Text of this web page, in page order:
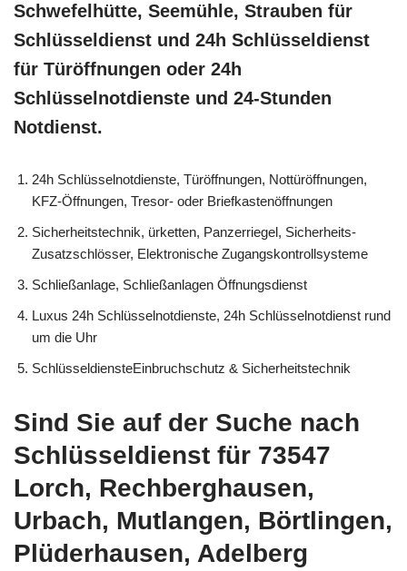
Schwefelhütte, Seemühle, Strauben für
Schlüsseldienst und 24h Schlüsseldienst
für Türöffnungen oder 24h
Schlüsselnotdienste und 24-Stunden
Notdienst.
24h Schlüsselnotdienste, Türöffnungen, Nottüröffnungen,
KFZ-Öffnungen, Tresor- oder Briefkastenöffnungen
Sicherheitstechnik, ürketten, Panzerriegel, Sicherheits-
Zusatzschlösser, Elektronische Zugangskontrollsysteme
Schließanlage, Schließanlagen Öffnungsdienst
Luxus 24h Schlüsselnotdienste, 24h Schlüsselnotdienst rund
um die Uhr
SchlüsseldiensteEinbruchschutz & Sicherheitstechnik
Sind Sie auf der Suche nach
Schlüsseldienst für 73547
Lorch, Rechberghausen,
Urbach, Mutlangen, Börtlingen,
Plüderhausen, Adelberg